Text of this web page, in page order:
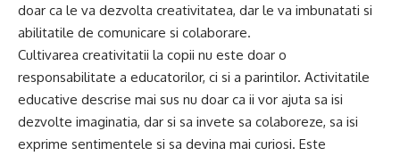
doar ca le va dezvolta creativitatea, dar le va imbunatati si
abilitatile de comunicare si colaborare.
Cultivarea creativitatii la copii nu este doar o
responsabilitate a educatorilor, ci si a parintilor. Activitatile
educative descrise mai sus nu doar ca ii vor ajuta sa isi
dezvolte imaginatia, dar si sa invete sa colaboreze, sa isi
exprime sentimentele si sa devina mai curiosi. Este